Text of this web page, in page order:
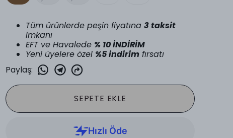
Tüm ürünlerde peşin fiyatına 3 taksit
imkanı
EFT ve Havalede % 10 İNDİRİM
Yeni üyelere özel %5 indirim fırsatı
Paylaş:
SEPETE EKLE